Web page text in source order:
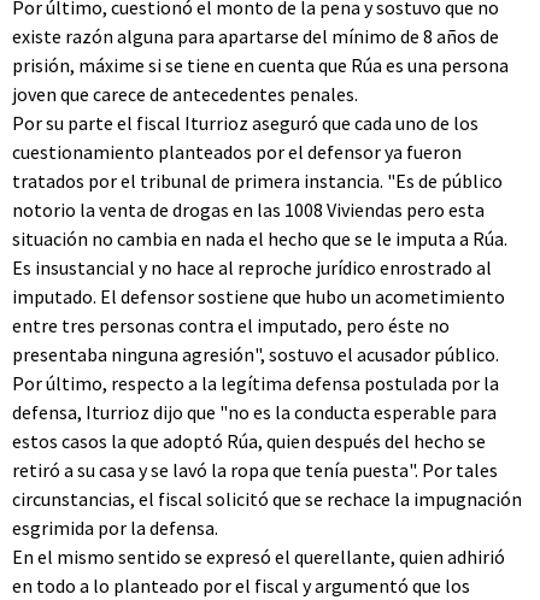
Por último, cuestionó el monto de la pena y sostuvo que no
existe razón alguna para apartarse del mínimo de 8 años de
prisión, máxime si se tiene en cuenta que Rúa es una persona
joven que carece de antecedentes penales.
Por su parte el fiscal Iturrioz aseguró que cada uno de los
cuestionamiento planteados por el defensor ya fueron
tratados por el tribunal de primera instancia. "Es de público
notorio la venta de drogas en las 1008 Viviendas pero esta
situación no cambia en nada el hecho que se le imputa a Rúa.
Es insustancial y no hace al reproche jurídico enrostrado al
imputado. El defensor sostiene que hubo un acometimiento
entre tres personas contra el imputado, pero éste no
presentaba ninguna agresión", sostuvo el acusador público.
Por último, respecto a la legítima defensa postulada por la
defensa, Iturrioz dijo que "no es la conducta esperable para
estos casos la que adoptó Rúa, quien después del hecho se
retiró a su casa y se lavó la ropa que tenía puesta". Por tales
circunstancias, el fiscal solicitó que se rechace la impugnación
esgrimida por la defensa.
En el mismo sentido se expresó el querellante, quien adhirió
en todo a lo planteado por el fiscal y argumentó que los